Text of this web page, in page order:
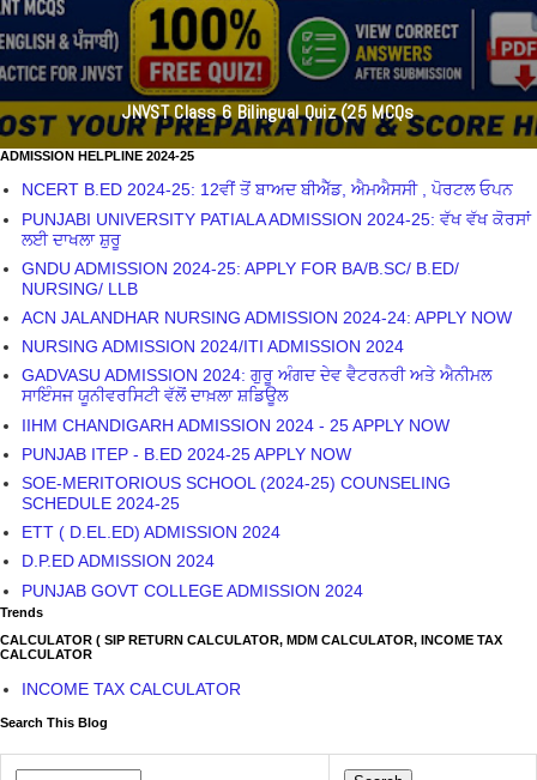
JNVST Class 6 Bilingual Quiz (25 MCQs
ADMISSION HELPLINE 2024-25
NCERT B.ED 2024-25: 12ਵੀਂ ਤੋਂ ਬਾਅਦ ਬੀਐੱਡ, ਐਮਐਸਸੀ , ਪੋਰਟਲ ਓਪਨ
PUNJABI UNIVERSITY PATIALA ADMISSION 2024-25: ਵੱਖ ਵੱਖ ਕੋਰਸਾਂ
ਲਈ ਦਾਖਲਾ ਸ਼ੁਰੂ
GNDU ADMISSION 2024-25: APPLY FOR BA/B.SC/ B.ED/
NURSING/ LLB
ACN JALANDHAR NURSING ADMISSION 2024-24: APPLY NOW
NURSING ADMISSION 2024/ITI ADMISSION 2024
GADVASU ADMISSION 2024: ਗੁਰੂ ਅੰਗਦ ਦੇਵ ਵੈਟਰਨਰੀ ਅਤੇ ਐਨੀਮਲ
ਸਾਇੰਸਜ ਯੂਨੀਵਰਸਿਟੀ ਵੱਲੋਂ ਦਾਖ਼ਲਾ ਸ਼ਡਿਊਲ
IIHM CHANDIGARH ADMISSION 2024 - 25 APPLY NOW
PUNJAB ITEP - B.ED 2024-25 APPLY NOW
SOE-MERITORIOUS SCHOOL (2024-25) COUNSELING
SCHEDULE 2024-25
ETT ( D.EL.ED) ADMISSION 2024
D.P.ED ADMISSION 2024
PUNJAB GOVT COLLEGE ADMISSION 2024
Trends
CALCULATOR ( SIP RETURN CALCULATOR, MDM CALCULATOR, INCOME TAX
CALCULATOR
INCOME TAX CALCULATOR
Search This Blog